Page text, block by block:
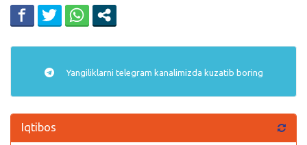
Yangiliklarni telegram kanalimizda kuzatib boring
Iqtibos